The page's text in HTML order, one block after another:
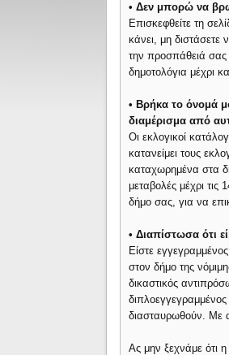
• Δεν μπορώ να
Επισκεφθείτε τη
κάνει, μη
την προσπάθειά σας
δημοτολόγια μέχρι
• Βρήκα το όνομά
διαμέρισμα από
Οι εκλογικοί
κατανείμει τους
καταχωρημένα στα
μεταβολές μέχρι τις
δήμο σας, για να
• Διαπίστωσα ότι
Είστε
στον δήμο της
δικαστικός
διασταυρωθούν. Με
Ας μην ξεχνάμε ότι